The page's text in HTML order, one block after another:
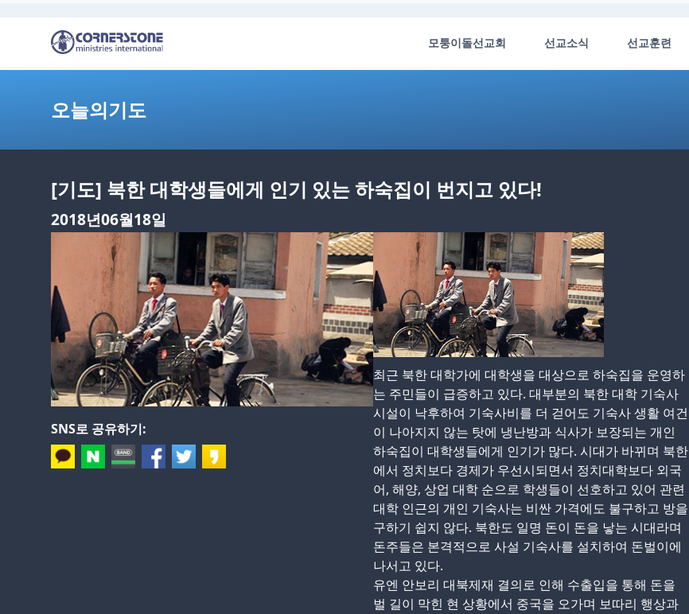
모퉁이돌선교회 선교소식 선교훈련
오늘의기도
[기도] 북한 대학생들에게 인기 있는 하숙집이 번지고 있다!
2018년06월18일
SNS로 공유하기:
최근 북한 대학가에 대학생을 대상으로 하숙집을 운영하
는 주민들이 급증하고 있다. 대부분의 북한 대학 기숙사
시설이 낙후하여 기숙사비를 더 걷어도 기숙사 생활 여건
이 나아지지 않는 탓에 냉난방과 식사가 보장되는 개인
하숙집이 대학생들에게 인기가 많다. 시대가 바뀌며 북한
에서 정치보다 경제가 우선시되면서 정치대학보다 외국
어, 해양, 상업 대학 순으로 학생들이 선호하고 있어 관련
대학 인근의 개인 기숙사는 비싼 가격에도 불구하고 방을
구하기 쉽지 않다. 북한도 일명 돈이 돈을 낳는 시대라며
돈주들은 본격적으로 사설 기숙사를 설치하여 돈벌이에
나서고 있다.
유엔 안보리 대북제재 결의로 인해 수출입을 통해 돈을
벌 길이 막힌 현 상황에서 중국을 오가며 보따리 행상과